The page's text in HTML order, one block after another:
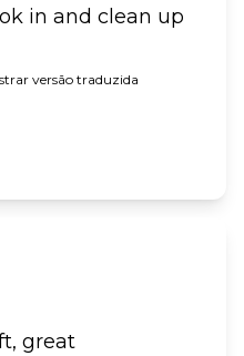
in and clean up
versão traduzida
great